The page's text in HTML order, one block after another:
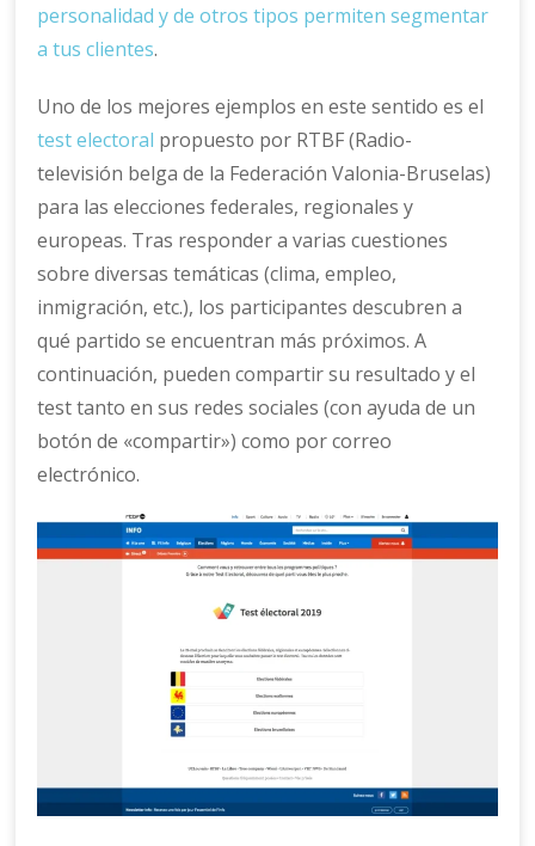
personalidad y de otros tipos permiten segmentar
a tus clientes.
Uno de los mejores ejemplos en este sentido es el
test electoral propuesto por RTBF (Radio-
televisión belga de la Federación Valonia-Bruselas)
para las elecciones federales, regionales y
europeas. Tras responder a varias cuestiones
sobre diversas temáticas (clima, empleo,
inmigración, etc.), los participantes descubren a
qué partido se encuentran más próximos. A
continuación, pueden compartir su resultado y el
test tanto en sus redes sociales (con ayuda de un
botón de «compartir») como por correo
electrónico.